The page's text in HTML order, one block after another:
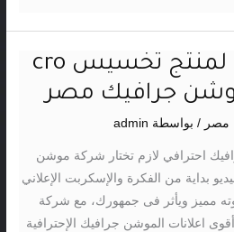
موشن جرافيك لمنتج تخسيس cro
مصر / بواسطة admin
احترافي لازم تختار شركة موشن
بداية من الفكرة والإسكربت الإعلاني
مميز ويأثر فى جمهورك، مع شركة
اعلانات الموشن جرافيك الإحترافية